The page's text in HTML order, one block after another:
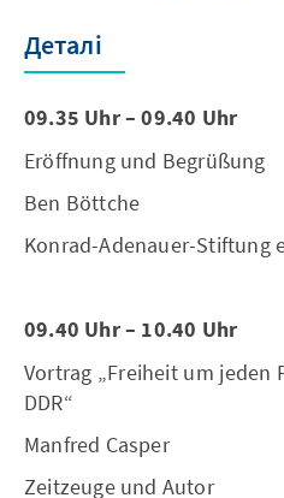
Деталі
09.35 Uhr – 09.40 Uhr
Eröffnung und Begrüßung
Ben Böttche
Konrad-Adenauer-Stiftung
09.40 Uhr – 10.40 Uhr
Vortrag „Freiheit um jeden
DDR“
Manfred Casper
Zeitzeuge und Autor